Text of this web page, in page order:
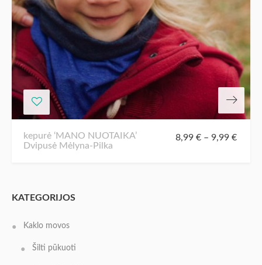
kepurė ‘MANO NUOTAIKA’
Dvipusė Mėlyna-Pilka
8,99 €– 9,99 €
KATEGORIJOS
Kaklo movos
Šilti pūkuoti